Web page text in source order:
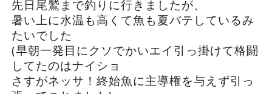
先日尾鷲まで釣りに行きましたが、
暑い上に水温も高くて魚も夏バテしているみ
たいでした
(早朝一発目にクソでかいエイ引っ掛けて格闘
してたのはナイショ
さすがネッサ！終始魚に主導権を与えず引っ